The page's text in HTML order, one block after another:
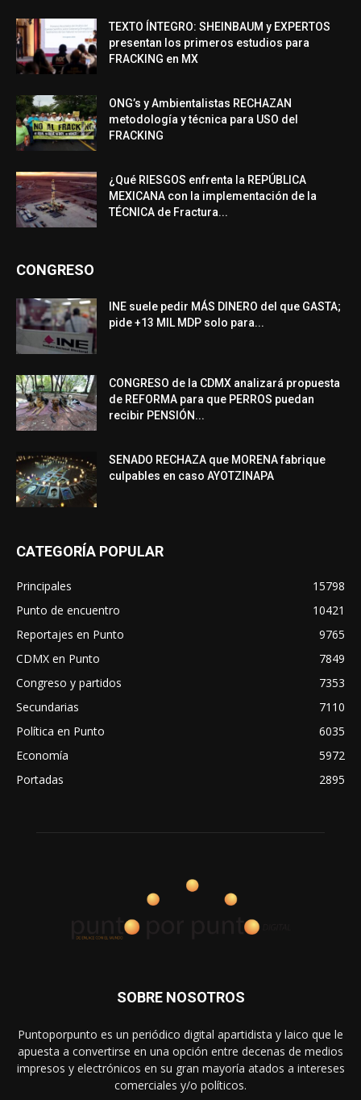
TEXTO ÍNTEGRO: SHEINBAUM y EXPERTOS
presentan los primeros estudios para
FRACKING en MX
ONG’s y Ambientalistas RECHAZAN
metodología y técnica para USO del
FRACKING
¿Qué RIESGOS enfrenta la REPÚBLICA
MEXICANA con la implementación de la
TÉCNICA de Fractura...
CONGRESO
INE suele pedir MÁS DINERO del que GASTA;
pide +13 MIL MDP solo para...
CONGRESO de la CDMX analizará propuesta
de REFORMA para que PERROS puedan
recibir PENSIÓN...
SENADO RECHAZA que MORENA fabrique
culpables en caso AYOTZINAPA
CATEGORÍA POPULAR
Principales
15798
Punto de encuentro
10421
Reportajes en Punto
9765
CDMX en Punto
7849
Congreso y partidos
7353
Secundarias
7110
Política en Punto
6035
Economía
5972
Portadas
2895
SOBRE NOSOTROS
Puntoporpunto es un periódico digital apartidista y laico que le
apuesta a convertirse en una opción entre decenas de medios
impresos y electrónicos en su gran mayoría atados a intereses
comerciales y/o políticos.